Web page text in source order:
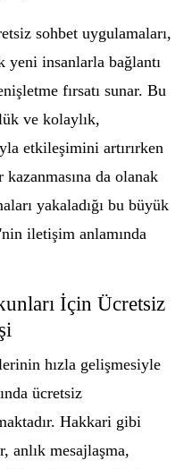
sohbet uygulamaları,
yeni insanlarla bağlantı
fırsatı sunar. Bu
ve kolaylık,
etkileşimini artırırken
da olanak
yakaladığı bu büyük
iletişim anlamında
İçin Ücretsiz
hızla gelişmesiyle
ücretsiz
Hakkari gibi
anlık mesajlaşma,